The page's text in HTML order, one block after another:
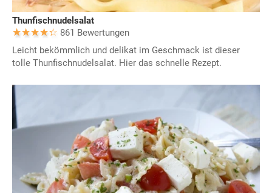
Thunfischnudelsalat
861 Bewertungen
Leicht bekömmlich und delikat im Geschmack ist dieser
tolle Thunfischnudelsalat. Hier das schnelle Rezept.